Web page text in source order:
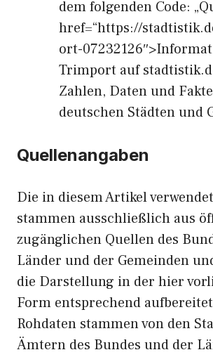
dem folgenden Code:
href=“https://
ort-
Trimport auf
Zahlen, Daten und
deutschen Städten und
Quellenangaben
Die in diesem Artikel
stammen ausschließlich aus
zugänglichen Quellen des
Länder und der Gemeinden
die Darstellung in der hier
Form entsprechend
Rohdaten stammen von den
Ämtern des Bundes und der